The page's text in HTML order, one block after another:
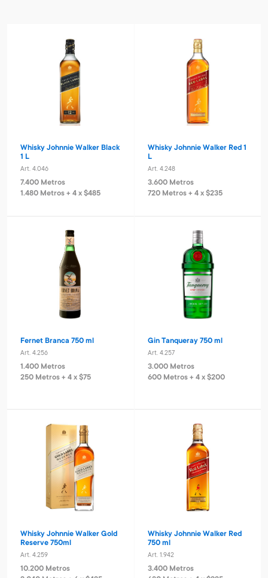
Whisky Johnnie Walker Black
1 L
Art. 4.046
7.400 Metros
1.480 Metros + 4 x $485
Whisky Johnnie Walker Red 1
L
Art. 4.248
3.600 Metros
720 Metros + 4 x $235
Fernet Branca 750 ml
Art. 4.256
1.400 Metros
250 Metros + 4 x $75
Gin Tanqueray 750 ml
Art. 4.257
3.000 Metros
600 Metros + 4 x $200
Whisky Johnnie Walker Gold
Reserve 750ml
Art. 4.259
10.200 Metros
Whisky Johnnie Walker Red
750 ml
Art. 1.942
3.400 Metros